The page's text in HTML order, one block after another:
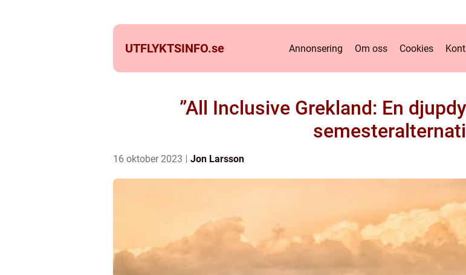
UTFLYKTSINFO.se Annonsering Om oss Cookies
”All Inclusive Grekland: En
16 oktober 2023 Jon Larsson